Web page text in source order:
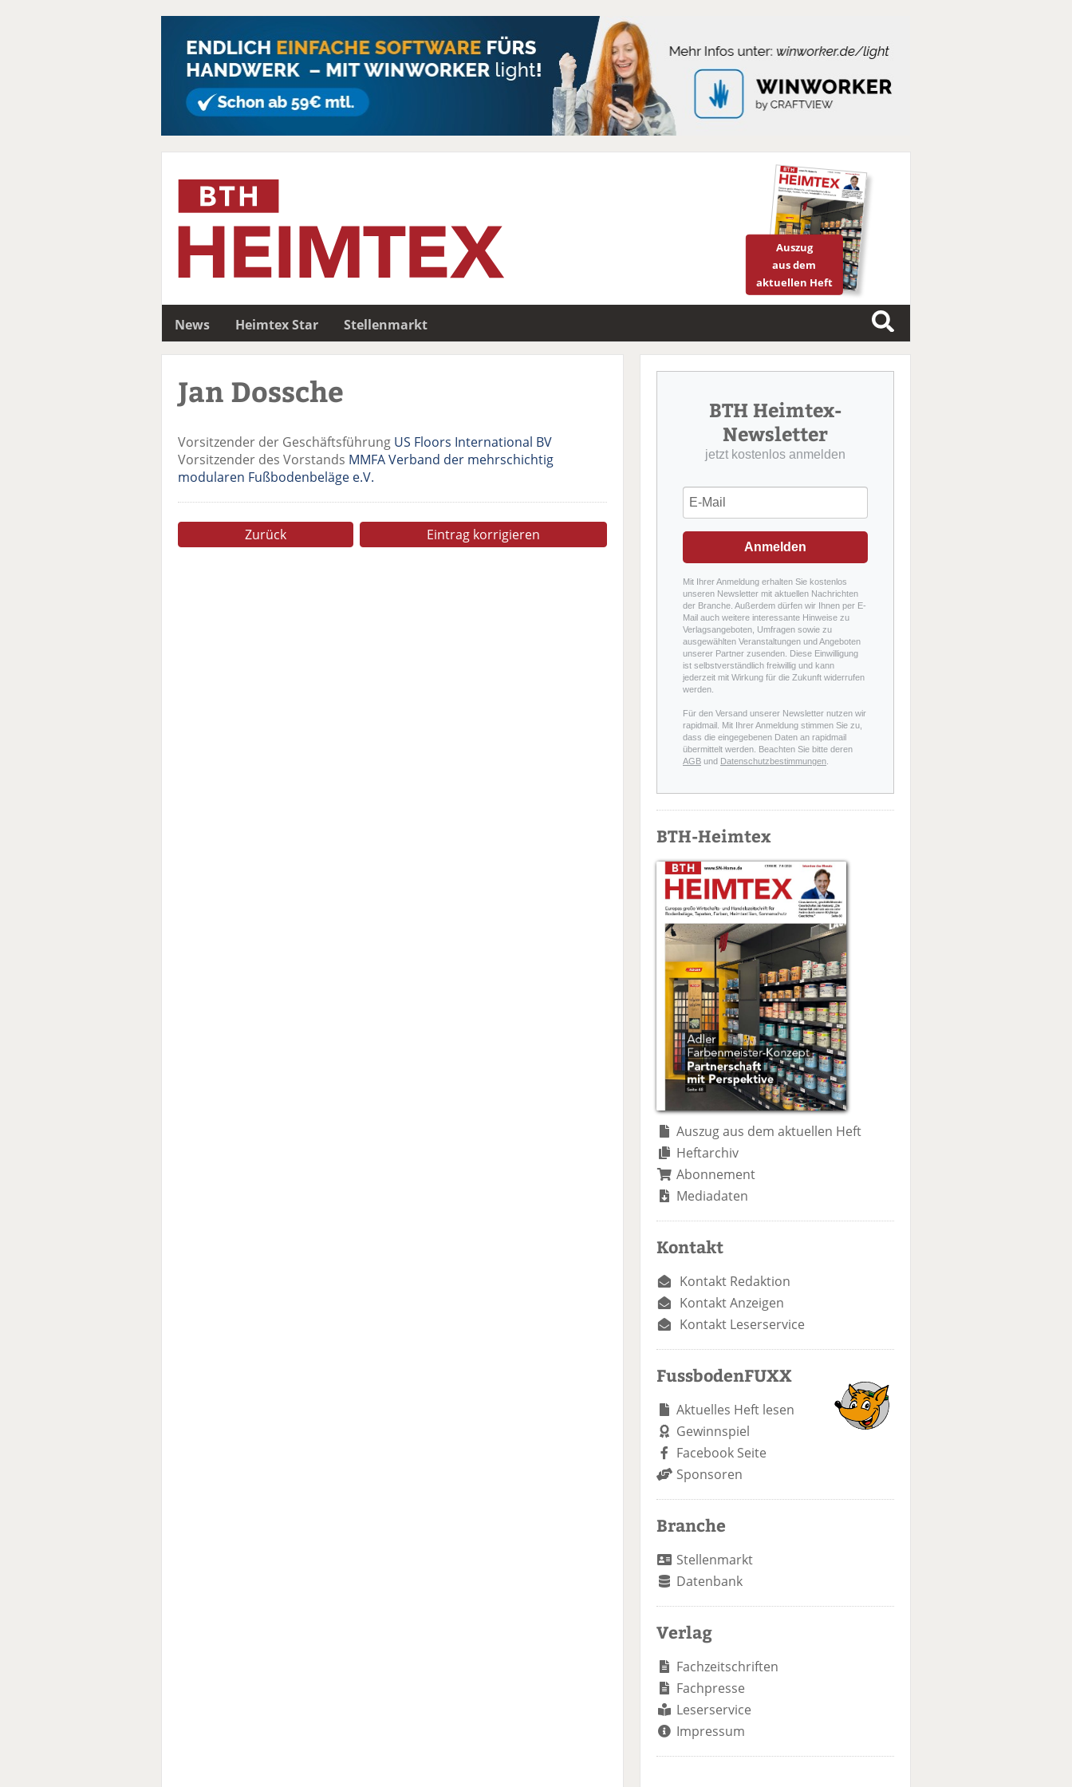
Auszug
aus dem
aktuellen Heft
News Heimtex Star
Stellenmarkt
S
u
c
Jan Dossche
Vorsitzender der Geschäftsführung US Floors International BV
Vorsitzender des Vorstands MMFA Verband der mehrschichtig
modularen Fußbodenbeläge e.V.
Zurück Eintrag korrigieren
BTH Heimtex-
Newsletter
jetzt kostenlos anmelden
Anmelden
Mit Ihrer Anmeldung erhalten Sie kostenlos
unseren Newsletter mit aktuellen Nachrichten
der Branche. Außerdem dürfen wir Ihnen per E-
Mail auch weitere interessante Hinweise zu
Verlagsangeboten, Umfragen sowie zu
ausgewählten Veranstaltungen und Angeboten
unserer Partner zusenden. Diese Einwilligung
ist selbstverständlich freiwillig und kann
jederzeit mit Wirkung für die Zukunft widerrufen
werden.
Für den Versand unserer Newsletter nutzen wir
rapidmail. Mit Ihrer Anmeldung stimmen Sie zu,
dass die eingegebenen Daten an rapidmail
übermittelt werden. Beachten Sie bitte deren
AGB und Datenschutzbestimmungen
BTH-Heimtex
Auszug aus dem aktuellen Heft
Heftarchiv
Abonnement
Mediadaten
Kontakt
Kontakt Redaktion
Kontakt Anzeigen
Kontakt Leserservice
FussbodenFUXX
Aktuelles Heft lesen
Gewinnspiel
Facebook Seite
Sponsoren
Branche
Stellenmarkt
Datenbank
Verlag
Fachzeitschriften
Fachpresse
Leserservice
Impressum